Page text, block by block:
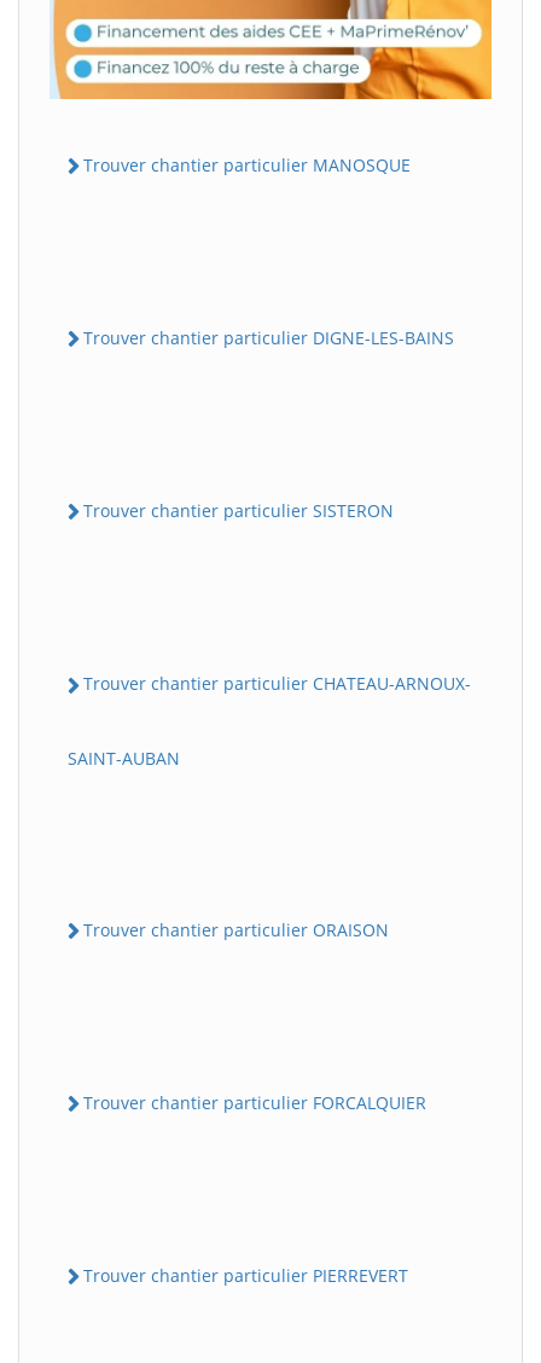
Trouver chantier particulier MANOSQUE
Trouver chantier particulier DIGNE-LES-BAINS
Trouver chantier particulier SISTERON
Trouver chantier particulier CHATEAU-ARNOUX-
SAINT-AUBAN
Trouver chantier particulier ORAISON
Trouver chantier particulier FORCALQUIER
Trouver chantier particulier PIERREVERT